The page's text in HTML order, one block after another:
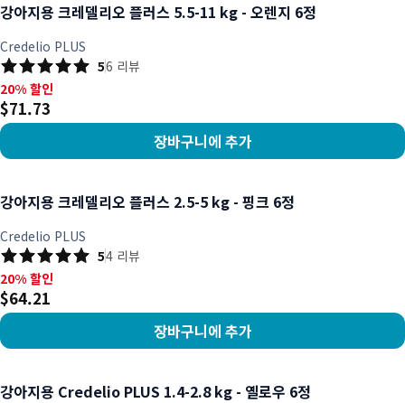
강아지용 크레델리오 플러스 5.5-11 kg - 오렌지 6정
Credelio PLUS
56 리뷰
20% 할인, $71.73
20% 할인
$71.73
장바구니에 추가
강아지용 크레델리오 플러스 2.5-5 kg - 핑크 6정
Credelio PLUS
54 리뷰
20% 할인, $64.21
20% 할인
$64.21
장바구니에 추가
강아지용 Credelio PLUS 1.4-2.8 kg - 옐로우 6정